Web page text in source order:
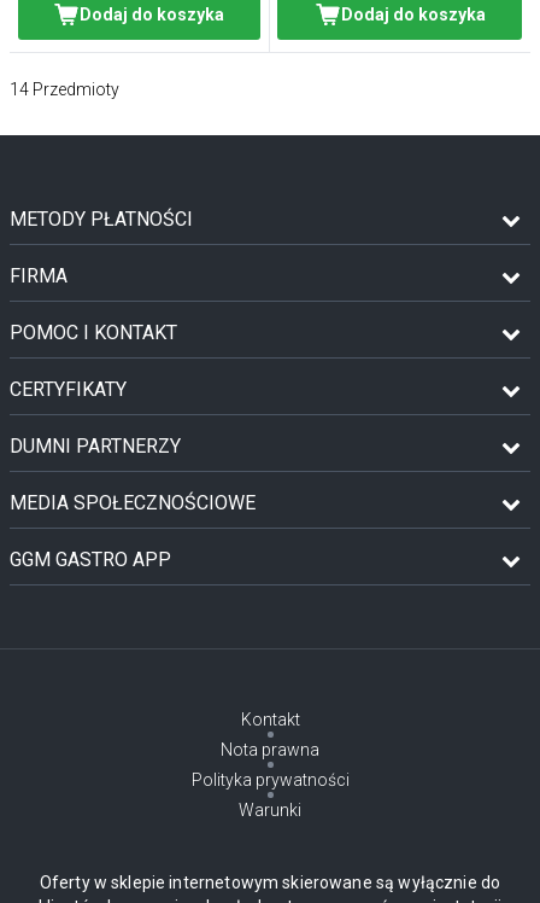
Dodaj do koszyka Dodaj do koszyka
14 Przedmioty
METODY PŁATNOŚCI
FIRMA
POMOC I KONTAKT
CERTYFIKATY
DUMNI PARTNERZY
MEDIA SPOŁECZNOŚCIOWE
GGM GASTRO APP
Kontakt
Nota prawna
Polityka prywatności
Warunki
Oferty w sklepie internetowym skierowane są wyłącznie do